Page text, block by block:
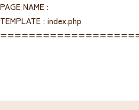
PAGE NAME :
TEMPLATE : index.php